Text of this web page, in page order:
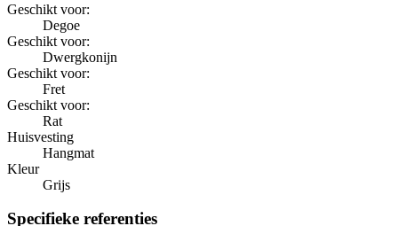
Geschikt voor:
Degoe
Geschikt voor:
Dwergkonijn
Geschikt voor:
Fret
Geschikt voor:
Rat
Huisvesting
Hangmat
Kleur
Grijs
Specifieke referenties